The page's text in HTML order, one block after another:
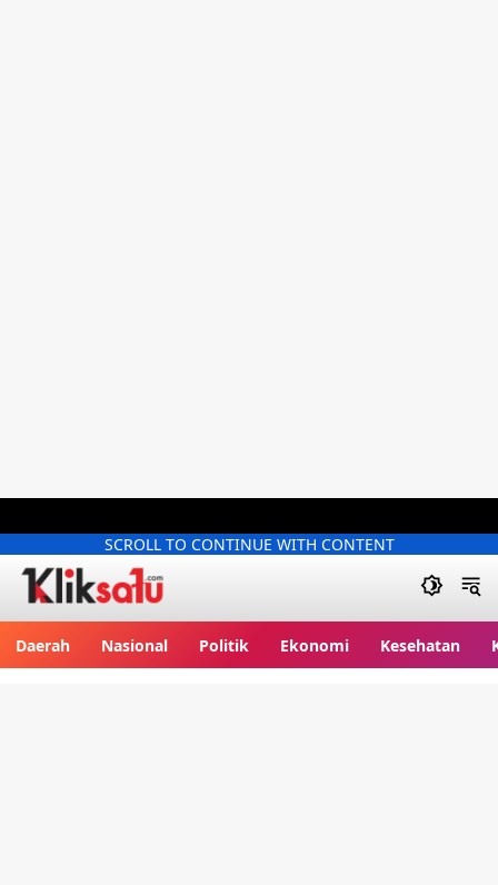
SCROLL TO CONTINUE WITH CONTENT
Daerah Nasional Politik Ekonomi Kesehatan